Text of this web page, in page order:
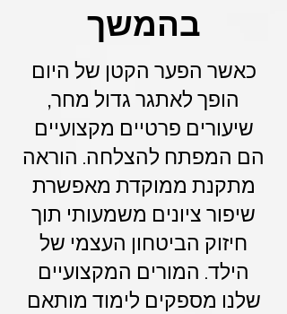
בהמשך
כאשר הפער הקטן של היום
הופך לאתגר גדול מחר,
שיעורים פרטיים מקצועיים
הם המפתח להצלחה. הוראה
מתקנת ממוקדת מאפשרת
שיפור ציונים משמעותי תוך
חיזוק הביטחון העצמי של
הילד. המורים המקצועיים
שלנו מספקים לימוד מותאם